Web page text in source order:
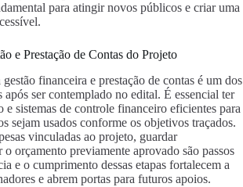
para atingir novos públicos e criar uma
e Prestação de Contas do Projeto
financeira e prestação de contas é um dos
após ser contemplado no edital. É essencial ter
e sistemas de controle financeiro eficientes para
sejam usados conforme os objetivos traçados.
vinculadas ao projeto, guardar
o orçamento previamente aprovado são passos
e o cumprimento dessas etapas fortalecem a
e abrem portas para futuros apoios.